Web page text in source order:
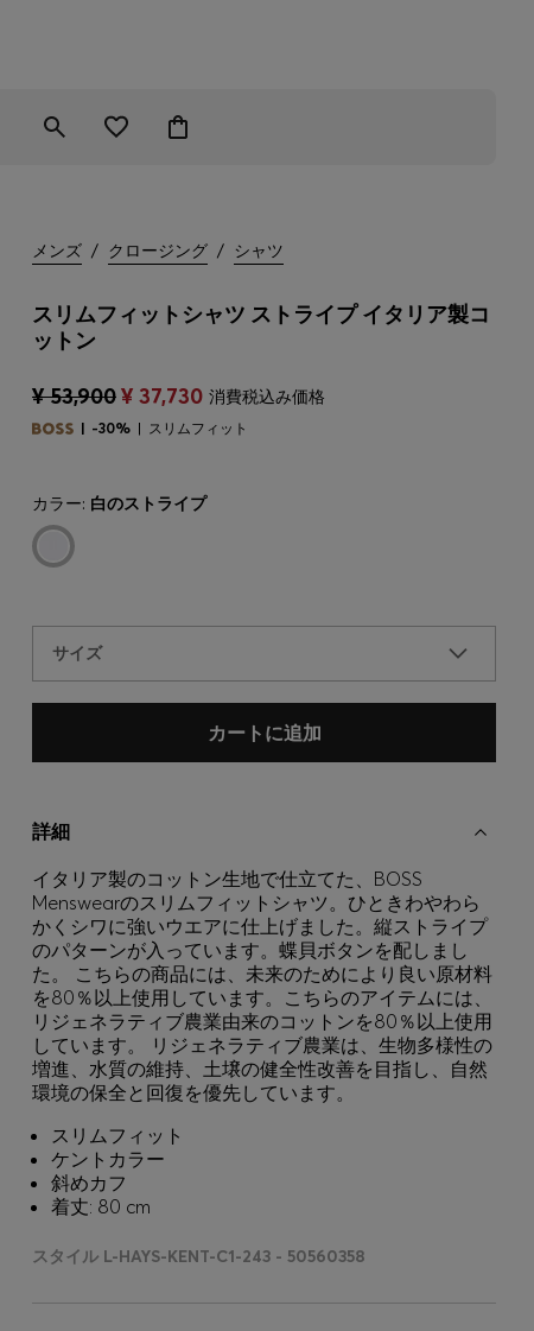
メンズ / クロージング / シャツ
スリムフィットシャツ ストライプ イタリア製コ
ットン
¥ 53,900¥ 37,730 消費税込み価格
-30% スリムフィット
カラー: 白のストライプ
サイズ
カートに追加
詳細
イタリア製のコットン生地で仕立てた、BOSS
Menswearのスリムフィットシャツ。ひときわやわら
かくシワに強いウエアに仕上げました。縦ストライプ
のパターンが入っています。蝶貝ボタンを配しまし
た。 こちらの商品には、未来のためにより良い原材料
を80％以上使用しています。こちらのアイテムには、
リジェネラティブ農業由来のコットンを80％以上使用
しています。 リジェネラティブ農業は、生物多様性の
増進、水質の維持、土壌の健全性改善を目指し、自然
環境の保全と回復を優先しています。
スリムフィット
ケントカラー
斜めカフ
着丈: 80 cm
スタイル L-HAYS-KENT-C1-243 - 50560358